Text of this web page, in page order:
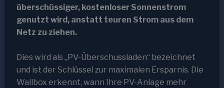
überschüssiger, kostenloser Sonnenstrom
genutzt wird, anstatt teuren Strom aus dem
Netz zu ziehen.
Dies wird als „PV-Überschussladen“ bezeichnet
und ist der Schlüssel zur maximalen Ersparnis. Die
Wallbox erkennt, wann Ihre PV-Anlage mehr